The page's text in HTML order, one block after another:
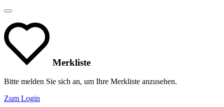
Merkliste
Bitte melden Sie sich an, um Ihre Merkliste anzusehen.
Zum Login